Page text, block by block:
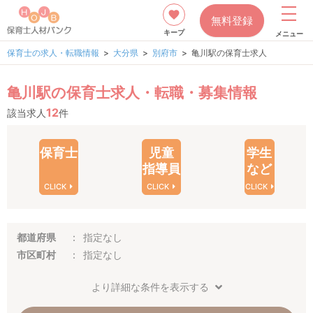
キープ
無料登録
メニュー
保育士の求人・転職情報 大分県 別府市 亀川駅の保育士求人
亀川駅の保育士求人・転職・募集情報
該当求人12件
保育士
CLICK
児童
指導員
CLICK
学生
など
CLICK
都道府県
指定なし
市区町村
指定なし
より詳細な条件を表示する